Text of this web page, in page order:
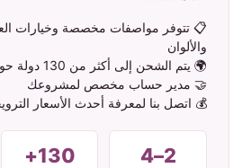
📋 تتوفر مواصفات مخصصة وخيارات
والألوان
🌍 يتم الشحن إلى أكثر من 130 دولة حول العالم
🤝 مدير حساب مخصص لمشروعك
💰 اتصل بنا لمعرفة أحدث الأسعار
2–4
130+